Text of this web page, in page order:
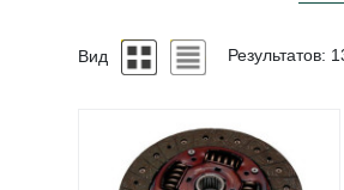
Вид Результатов: